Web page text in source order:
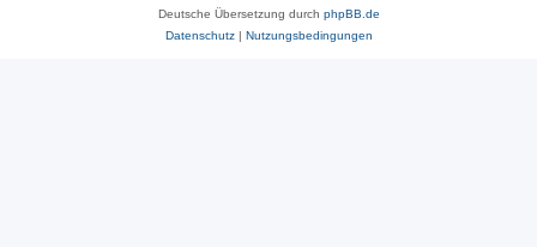
Deutsche Übersetzung durch phpBB.de
Datenschutz| Nutzungsbedingungen